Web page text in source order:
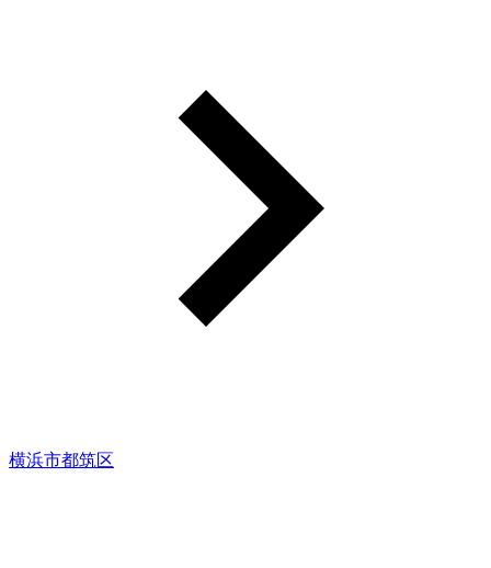
横浜市都筑区